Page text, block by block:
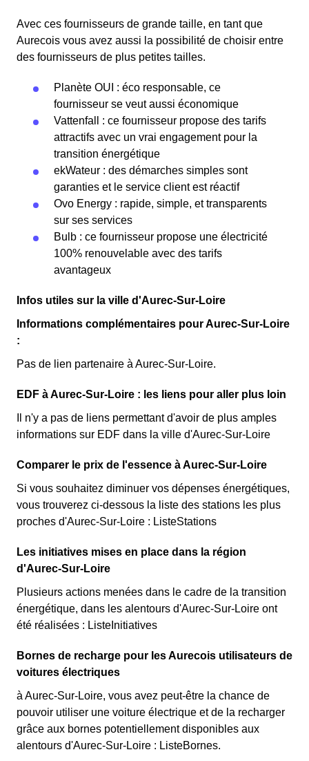
Avec ces fournisseurs de grande taille, en tant que
Aurecois vous avez aussi la possibilité de choisir entre
des fournisseurs de plus petites tailles.
Planète OUI : éco responsable, ce
fournisseur se veut aussi économique
Vattenfall : ce fournisseur propose des tarifs
attractifs avec un vrai engagement pour la
transition énergétique
ekWateur : des démarches simples sont
garanties et le service client est réactif
Ovo Energy : rapide, simple, et transparents
sur ses services
Bulb : ce fournisseur propose une électricité
100% renouvelable avec des tarifs
avantageux
Infos utiles sur la ville d'Aurec-Sur-Loire
Informations complémentaires pour Aurec-Sur-Loire
:
Pas de lien partenaire à Aurec-Sur-Loire.
EDF à Aurec-Sur-Loire : les liens pour aller plus loin
Il n'y a pas de liens permettant d'avoir de plus amples
informations sur EDF dans la ville d'Aurec-Sur-Loire
Comparer le prix de l'essence à Aurec-Sur-Loire
Si vous souhaitez diminuer vos dépenses énergétiques,
vous trouverez ci-dessous la liste des stations les plus
proches d'Aurec-Sur-Loire : ListeStations
Les initiatives mises en place dans la région
d'Aurec-Sur-Loire
Plusieurs actions menées dans le cadre de la transition
énergétique, dans les alentours d'Aurec-Sur-Loire ont
été réalisées : ListeInitiatives
Bornes de recharge pour les Aurecois utilisateurs de
voitures électriques
à Aurec-Sur-Loire, vous avez peut-être la chance de
pouvoir utiliser une voiture électrique et de la recharger
grâce aux bornes potentiellement disponibles aux
alentours d'Aurec-Sur-Loire : ListeBornes.